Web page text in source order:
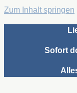
Zum Inhalt springen
Sofort